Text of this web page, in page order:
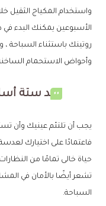
واستخدام المكياج الثقيل
الأسبوعين يمكنك البدء
روتينك باستثناء السباحة
وأحواض الاستحمام الساخنة
بعد ستة
يجب أن تلتئم عينيك وأن
فاعتمادًا على اختيارك
حياة خالى تمامًا من
تشعر أيضًا بالأمان في
السباحة.